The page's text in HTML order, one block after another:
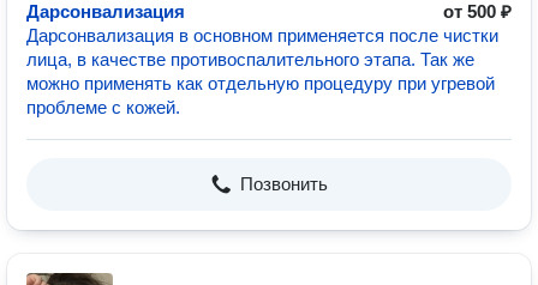
Дарсонвализация
от 500 ₽
Дарсонвализация в основном применяется после чистки
лица, в качестве противоспалительного этапа. Так же
можно применять как отдельную процедуру при угревой
проблеме с кожей.
Позвонить